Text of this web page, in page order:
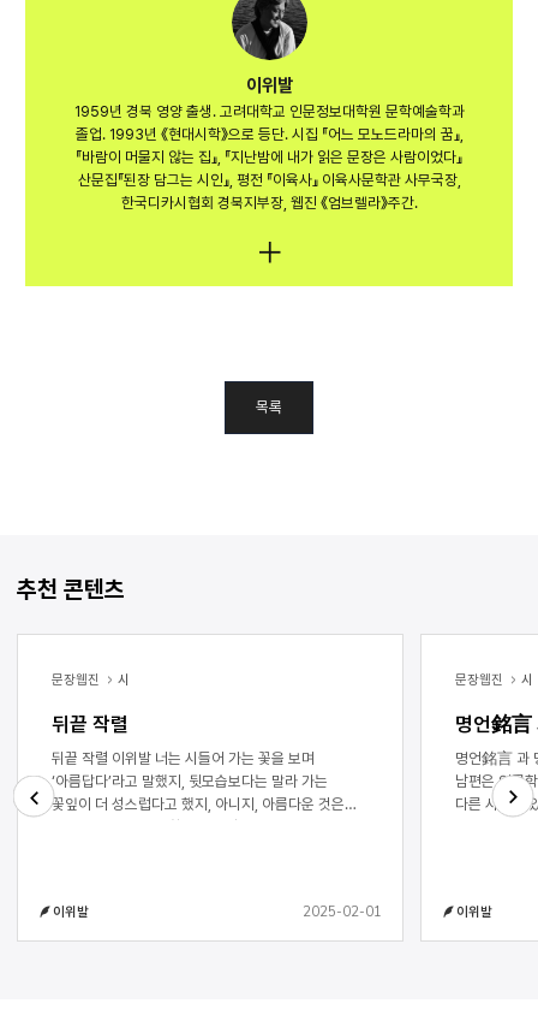
이위발
1959년 경북 영양 출생. 고려대학교 인문정보대학원 문학예술학과
졸업. 1993년 《현대시학》으로 등단. 시집 『어느 모노드라마의 꿈』,
『바람이 머물지 않는 집』, 『지난밤에 내가 읽은 문장은 사람이었다』
산문집『된장 담그는 시인』, 평전 『이육사』 이육사문학관 사무국장,
한국디카시협회 경북지부장, 웹진 《엄브렐라》주간.
목록
추천 콘텐츠
문장웹진 시
뒤끝 작렬
뒤끝 작렬 이위발 너는 시들어 가는 꽃을 보며
‘아름답다’라고 말했지, 뒷모습보다는 말라 가는
꽃잎이 더 성스럽다고 했지, 아니지, 아름다운 것은
너는 그때 하필이면 판도라를 떠올렸지, 왜라는 의문을
던졌지, 답은 명쾌하게 들렸지, 상자를 열었을 때 일곱
이위발 2025-02-01
문장웹진 시
명언銘言
명언銘言 과 명언酩言
남편은 인류
다른 사람이
떠벌린다 술
명언으로 이
이위발